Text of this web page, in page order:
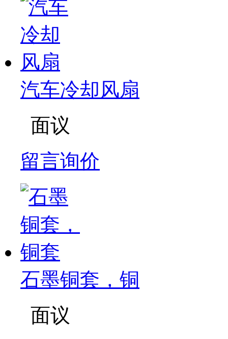
汽车冷却风扇
面议
留言询价
石墨铜套，铜
面议